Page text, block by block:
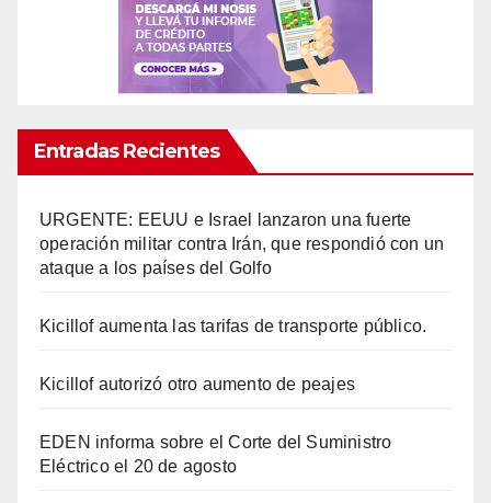
Entradas Recientes
URGENTE: EEUU e Israel lanzaron una fuerte
operación militar contra Irán, que respondió con un
ataque a los países del Golfo
Kicillof aumenta las tarifas de transporte público.
Kicillof autorizó otro aumento de peajes
EDEN informa sobre el Corte del Suministro
Eléctrico el 20 de agosto